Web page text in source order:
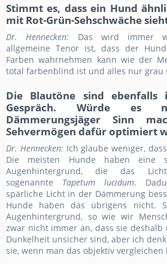
Stimmt es, dass ein Hund
mit Rot-Grün-Sehschwäche
Dr. Hennecken:
Das wird immer
allgemeine Tenor ist, dass der
Farben wahrnehmen kann wie der
total farbenblind ist und alles nur grau
Die Blautöne sind
Gespräch. Würde
Dämmerungsjäger Sinn
Sehvermögen dafür optimiert
Dr. Hennecken: Ich glaube weniger,
Die meisten Hunde haben eine
Augenhintergrund, die das
sogenannte
Tapetum lucidum.
spärliche Licht in der Dämmerung
Hunde haben das übrigens nicht.
Augenhintergrund, so wie wir
zwar nicht immer an, dass sie
Dunkelheit unsicher sind, aber ich
sie, wenn man das objektiv